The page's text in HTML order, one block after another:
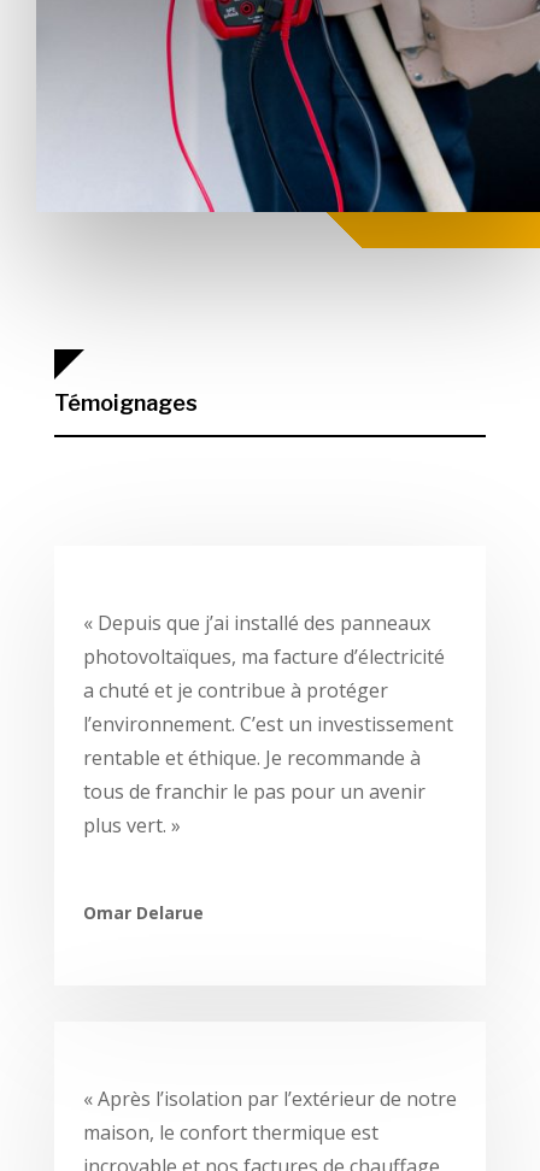
Témoignages
« Depuis que j’ai installé des panneaux
photovoltaïques, ma facture d’électricité
a chuté et je contribue à protéger
l’environnement. C’est un investissement
rentable et éthique. Je recommande à
tous de franchir le pas pour un avenir
plus vert. »
Omar Delarue
« Après l’isolation par l’extérieur de notre
maison, le confort thermique est